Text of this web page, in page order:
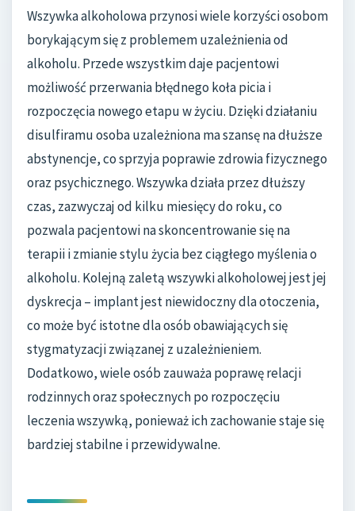
Wszywka alkoholowa przynosi wiele korzyści osobom
borykającym się z problemem uzależnienia od
alkoholu. Przede wszystkim daje pacjentowi
możliwość przerwania błędnego koła picia i
rozpoczęcia nowego etapu w życiu. Dzięki działaniu
disulfiramu osoba uzależniona ma szansę na dłuższe
abstynencje, co sprzyja poprawie zdrowia fizycznego
oraz psychicznego. Wszywka działa przez dłuższy
czas, zazwyczaj od kilku miesięcy do roku, co
pozwala pacjentowi na skoncentrowanie się na
terapii i zmianie stylu życia bez ciągłego myślenia o
alkoholu. Kolejną zaletą wszywki alkoholowej jest jej
dyskrecja – implant jest niewidoczny dla otoczenia,
co może być istotne dla osób obawiających się
stygmatyzacji związanej z uzależnieniem.
Dodatkowo, wiele osób zauważa poprawę relacji
rodzinnych oraz społecznych po rozpoczęciu
leczenia wszywką, ponieważ ich zachowanie staje się
bardziej stabilne i przewidywalne.